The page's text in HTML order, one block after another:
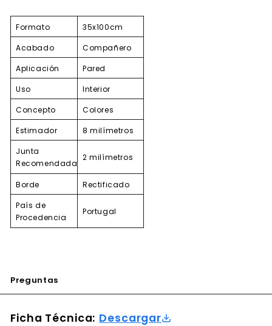
Formato
35x100cm
Acabado
Compañero
Aplicación
Pared
Uso
Interior
Concepto
Colores
Estimador
8 milímetros
Junta
Recomendada
2 milímetros
Borde
Rectificado
País de
Procedencia
Portugal
Preguntas
Ficha Técnica: Descargar